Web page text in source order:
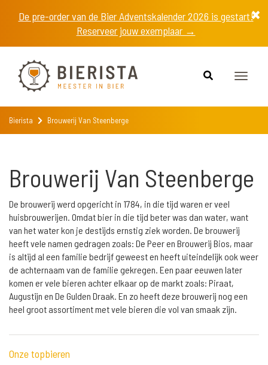
De pre-order van de Bier Adventskalender 2026 is gestart!
Reserveer jouw exemplaar →
Toggle
Bierista Brouwerij Van Steenberge
Brouwerij Van Steenberge
De brouwerij werd opgericht in 1784, in die tijd waren er veel
huisbrouwerijen. Omdat bier in die tijd beter was dan water, want
van het water kon je destijds ernstig ziek worden. De brouwerij
heeft vele namen gedragen zoals: De Peer en Brouwerij Bios, maar
is altijd al een familie bedrijf geweest en heeft uiteindelijk ook weer
de achternaam van de familie gekregen. Een paar eeuwen later
komen er vele bieren achter elkaar op de markt zoals: Piraat,
Augustijn en De Gulden Draak. En zo heeft deze brouwerij nog een
heel groot assortiment met vele bieren die vol van smaak zijn.
Onze topbieren